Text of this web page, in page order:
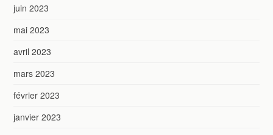
juin 2023
mai 2023
avril 2023
mars 2023
février 2023
janvier 2023